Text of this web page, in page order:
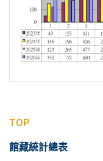
TOP
館藏統計總表